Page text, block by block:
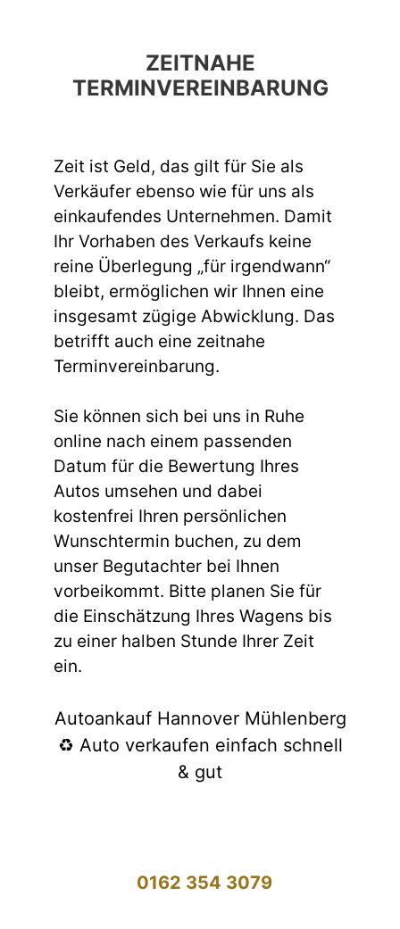
ZEITNAHE
TERMINVEREINBARUNG
Zeit ist Geld, das gilt für Sie als
Verkäufer ebenso wie für uns als
einkaufendes Unternehmen. Damit
Ihr Vorhaben des Verkaufs keine
reine Überlegung „für irgendwann“
bleibt, ermöglichen wir Ihnen eine
insgesamt zügige Abwicklung. Das
betrifft auch eine zeitnahe
Terminvereinbarung.
Sie können sich bei uns in Ruhe
online nach einem passenden
Datum für die Bewertung Ihres
Autos umsehen und dabei
kostenfrei Ihren persönlichen
Wunschtermin buchen, zu dem
unser Begutachter bei Ihnen
vorbeikommt. Bitte planen Sie für
die Einschätzung Ihres Wagens bis
zu einer halben Stunde Ihrer Zeit
ein.
Autoankauf Hannover Mühlenberg
♻️ Auto verkaufen einfach schnell
& gut
0162 354 3079